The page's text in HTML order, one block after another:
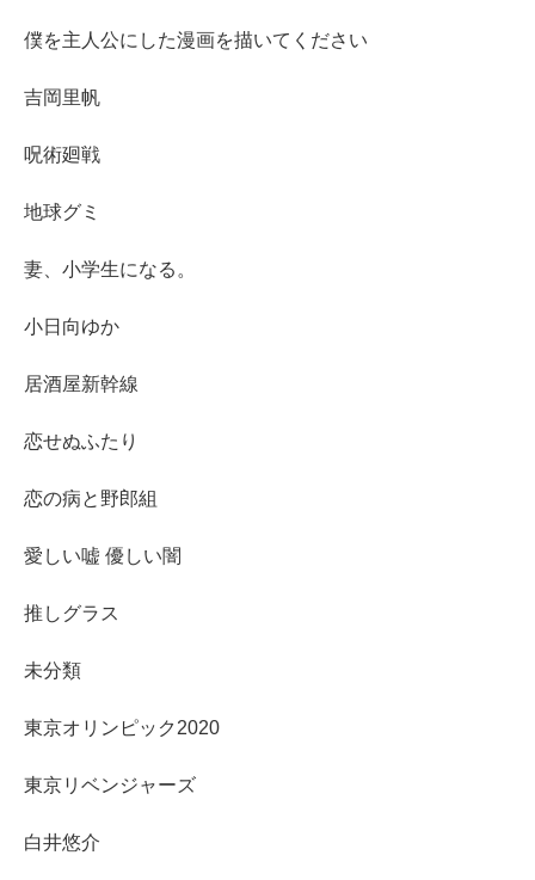
僕を主人公にした漫画を描いてください
吉岡里帆
呪術廻戦
地球グミ
妻、小学生になる。
小日向ゆか
居酒屋新幹線
恋せぬふたり
恋の病と野郎組
愛しい嘘 優しい闇
推しグラス
未分類
東京オリンピック2020
東京リベンジャーズ
白井悠介